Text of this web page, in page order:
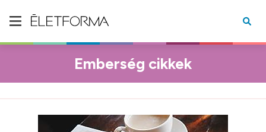
Emberség cikkek